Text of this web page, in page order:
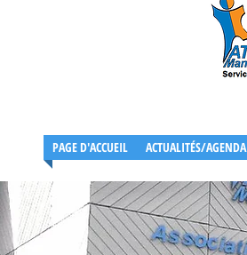
PAGE D'ACCUEIL ACTUALITÉS/AGENDA